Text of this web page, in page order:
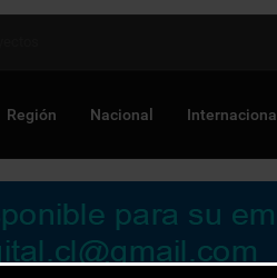
Región Nacional Internacional